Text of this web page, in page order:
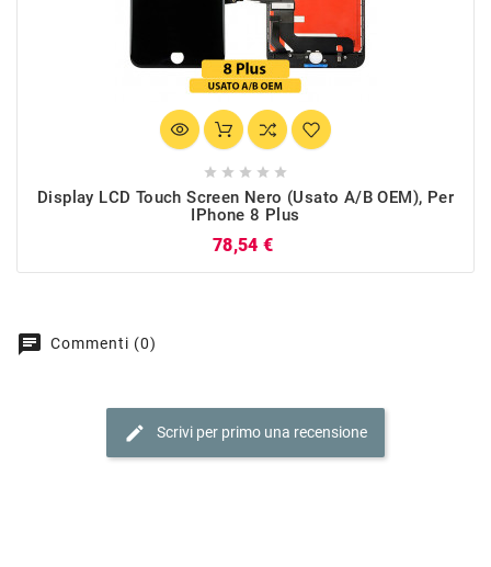
    
Display LCD Touch Screen Nero (Usato A/B OEM), Per
IPhone 8 Plus
78,54 €
chat Commenti (0)
edit Scrivi per primo una recensione